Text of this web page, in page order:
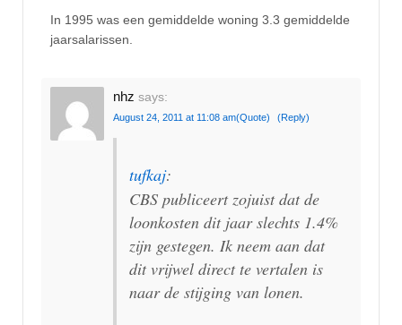
In 1995 was een gemiddelde woning 3.3 gemiddelde
jaarsalarissen.
nhz says:
August 24, 2011 at 11:08 am(Quote) (Reply)
tufkaj:
CBS publiceert zojuist dat de
loonkosten dit jaar slechts 1.4%
zijn gestegen. Ik neem aan dat
dit vrijwel direct te vertalen is
naar de stijging van lonen.